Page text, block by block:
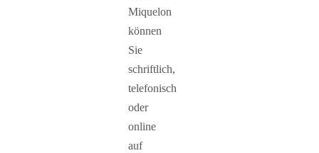
Miquelon
können
Sie
schriftlich,
telefonisch
oder
online
auf